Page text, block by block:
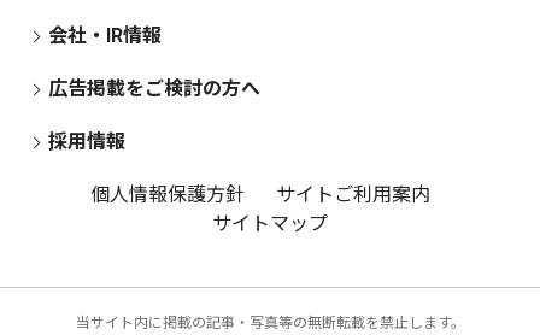
会社・IR情報
広告掲載をご検討の方へ
採用情報
個人情報保護方針
サイトご利用案内
サイトマップ
当サイト内に掲載の記事・写真等の無断転載を禁止します。